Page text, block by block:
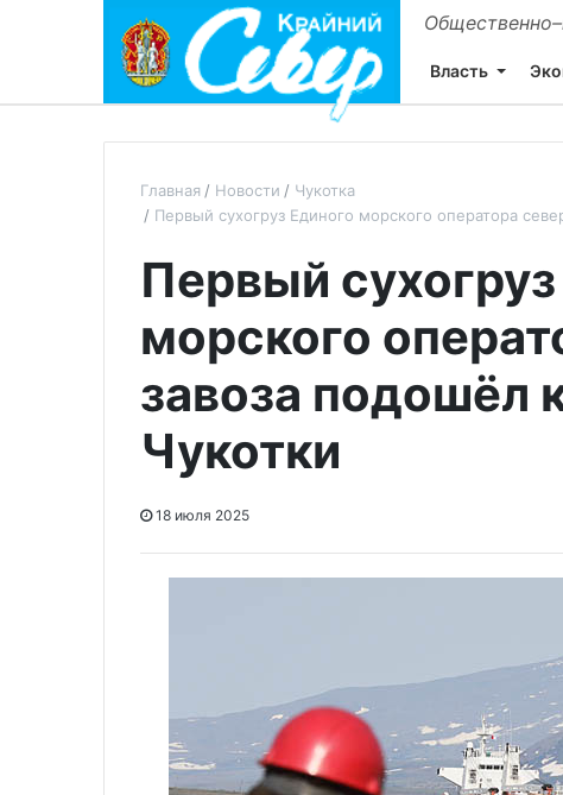
Власть
Главная Новости
Чукотка
Первый сухогруз Единого морского оператора
Первый
морского
завоза подошёл
Чукотки
18 июля 2025